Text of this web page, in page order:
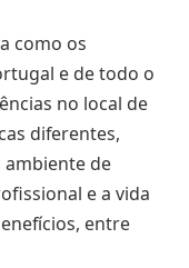
como os
e de todo o
no local de
diferentes,
de
e a vida
entre